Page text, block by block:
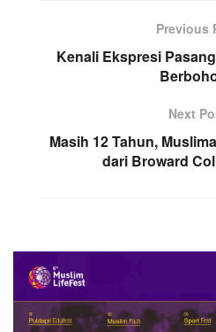
Previous
Kenali Ekspresi
Next
Masih 12 Tahun,
dari Broward